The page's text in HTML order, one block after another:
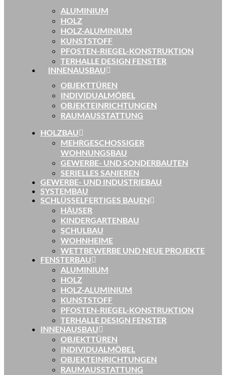
ALUMINIUM
HOLZ
HOLZ-ALUMINIUM
KUNSTSTOFF
PFOSTEN-RIEGEL-KONSTRUKTION
TERHALLE DESIGN FENSTER
INNENAUSBAU
OBJEKTTÜREN
INDIVIDUALMÖBEL
OBJEKTEINRICHTUNGEN
RAUMAUSSTATTUNG
HOLZBAU
MEHRGESCHOSSIGER
WOHNUNGSBAU
GEWERBE- UND SONDERBAUTEN
SERIELLES SANIEREN
GEWERBE- UND INDUSTRIEBAU
SYSTEMBAU
SCHLÜSSELFERTIGES BAUEN
HÄUSER
KINDERGARTENBAU
SCHULBAU
WOHNHEIME
WETTBEWERBE UND NEUE PROJEKTE
FENSTERBAU
ALUMINIUM
HOLZ
HOLZ-ALUMINIUM
KUNSTSTOFF
PFOSTEN-RIEGEL-KONSTRUKTION
TERHALLE DESIGN FENSTER
INNENAUSBAU
OBJEKTTÜREN
INDIVIDUALMÖBEL
OBJEKTEINRICHTUNGEN
RAUMAUSSTATTUNG